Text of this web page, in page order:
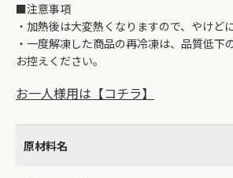
■注意事項
・加熱後は大変熱くなりますので、やけど
・一度解凍した商品の再冷凍は、品質低下
お控えください。
お一人様用は【コチラ】
原材料名